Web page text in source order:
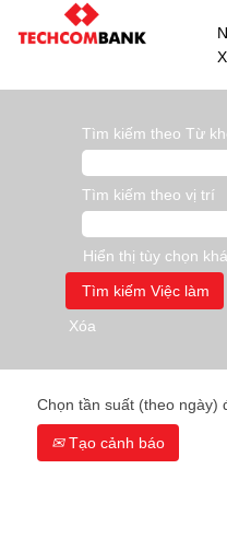
Tìm kiếm theo Từ
Tìm kiếm theo vị trí
Hiển thị tùy chọn
Xóa
Chọn tần suất (theo ngày)
Tạo cảnh báo